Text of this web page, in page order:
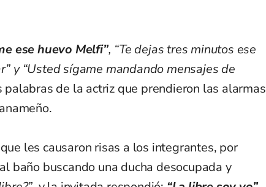
ese huevo Melfi”, “Te dejas tres minutos ese
y “Usted sígame mandando mensajes de
palabras de la actriz que prendieron las alarmas
les causaron risas a los integrantes, por
baño buscando una ducha desocupada y